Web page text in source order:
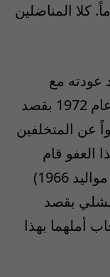
معتقل سياسي منذ 19 عاماً. كلا المناضلين
عام 1985، بعد عودته مع
عائلته من لبنان الذي هاجرت اليه عام 1972 بقصد
عن المتخلفين
العفو قام
(يعقوب مواليد 1963) وأخوه (فواز مواليد 1966)
بقصد
أملهما بهذا